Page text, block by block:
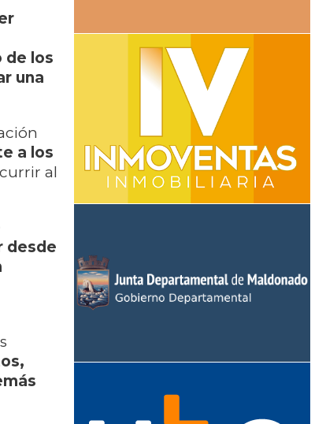
de los
una
a los
al
desde